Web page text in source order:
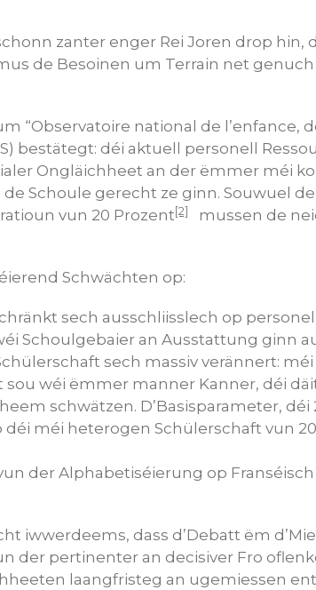
zanter enger Rei Joren drop hin,
de Besoinen um Terrain net
“Observatoire national de l’enfance,
bestätegt: déi aktuell personell
Ongläichheet an der ëmmer méi
Schoule gerecht ze ginn. Souwuel
vun 20 Prozent[2]
mussen de
Schwächten op:
sech ausschliisslech op
Schoulgebaier an Ausstattung ginn
sech massiv verännert:
sou wéi ëmmer manner Kanner, déi
schwätzen. D’Basisparameter, déi
méi heterogen Schülerschaft vun
der Alphabetiséierung op
iwwerdeems, dass d’Debatt ëm
der pertinenter an decisiver Fro
laangfristeg an ugemiessen